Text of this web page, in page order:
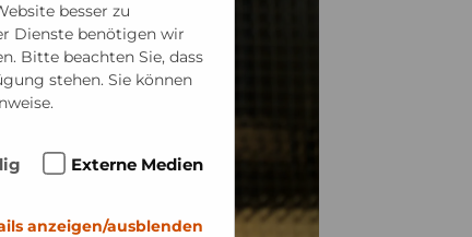
besser zu
Dienste benötigen wir
Bitte beachten Sie, dass
stehen. Sie können
Externe Medien
anzeigen/ausblenden